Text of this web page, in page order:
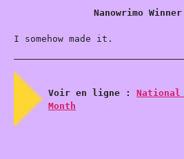
Nanowrimo
I somehow made it.
Voir en ligne : National
Month